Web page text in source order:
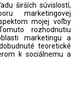
širších súvislostí,
marketingovej
mojej voľby
rozhodnutiu
marketingu a
teoretické
k sociálnemu a